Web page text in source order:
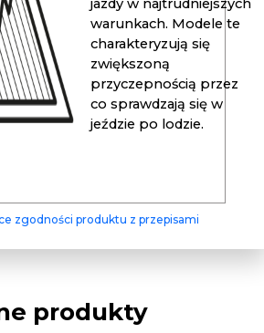
jazdy w najtrudniejszych
warunkach. Modele te
charakteryzują się
zwiększoną
przyczepnością przez
co sprawdzają się w
jeździe po lodzie.
zgodności produktu z przepisami
produkty